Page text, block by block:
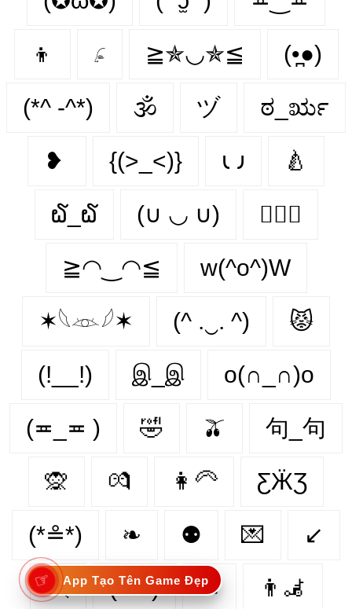
👦 𓂊 ≧✯◡✯≦ (•̪●)
(*^ -^*) 🕉 ヅ ಠ_ರೃ
❥ {(>_<)} 𐑧 𐑨 🍐
໖_໖ (∪ ◡ ∪) 👨‍❤️‍👨
≧◠‿◠≦ w(^o^)W
✶𓆩𓁺𓆪✶ (^ .‿. ^) 😾
(!__!) இ_இ o(∩_∩)o
(≖_≖ ) 🤣 🫒 句_句
🙊 💏 👩‍🦳 ƸӜƷ
(*≗*) ❧ ⚉ 💌 ↙
🏃‍ (°⌣°) ☚ 👨‍🦼‍️
☞ App Tạo Tên Game Đẹp